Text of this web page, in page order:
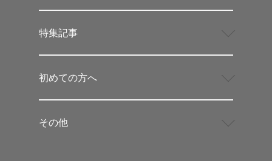
特集記事
初めての方へ
その他